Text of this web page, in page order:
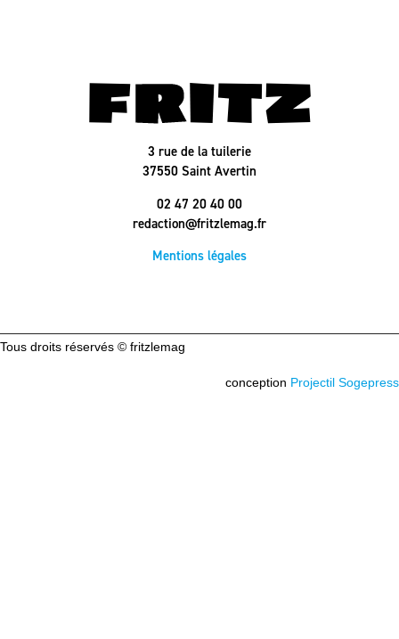
3 rue de la tuilerie
37550 Saint Avertin
02 47 20 40 00
redaction@fritzlemag.fr
Mentions légales
Tous droits réservés © fritzlemag
conception Projectil Sogepress